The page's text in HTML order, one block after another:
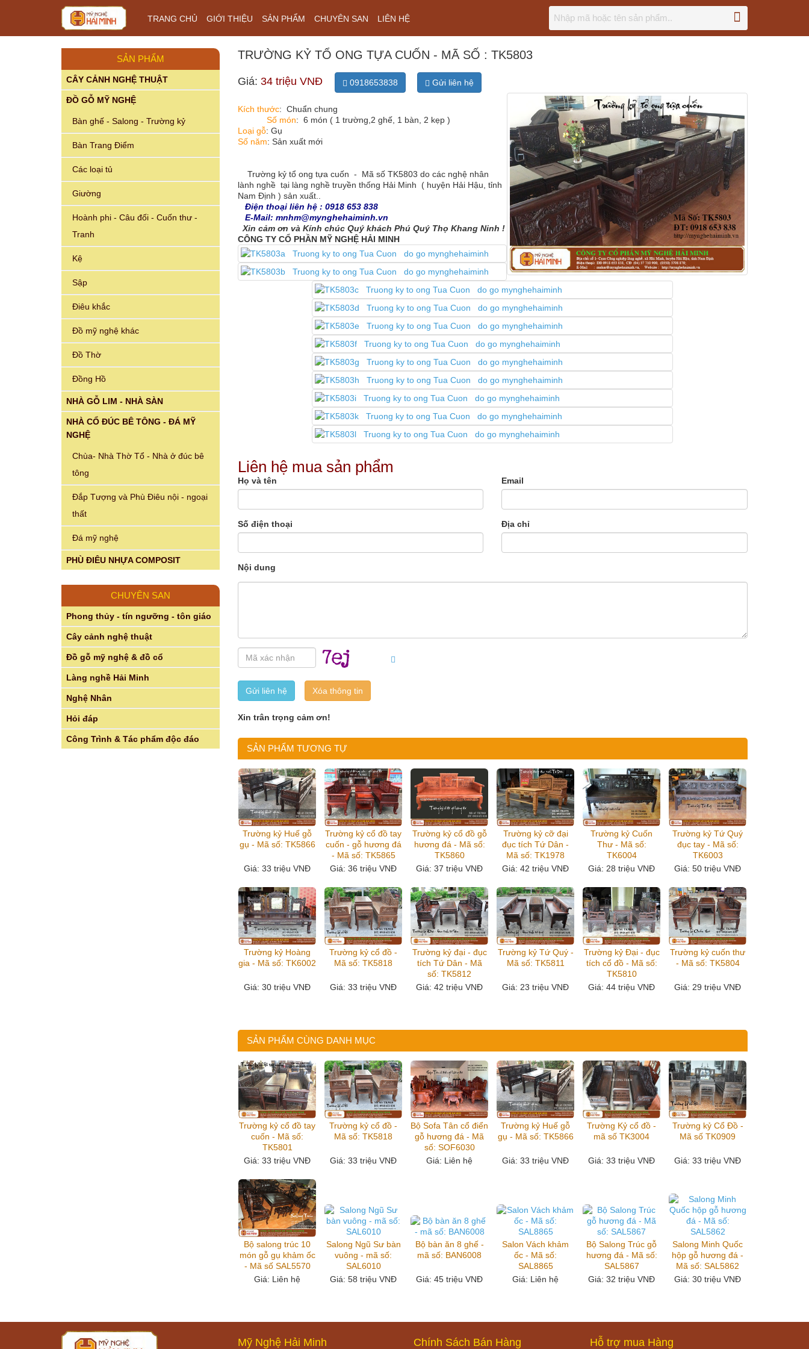
TRANG CHỦ GIỚI THIỆU SẢN PHẨM CHUYÊN SAN LIÊN HỆ
SẢN PHẨM
CÂY CẢNH NGHỆ THUẬT
ĐỒ GỖ MỸ NGHỆ
Bàn ghế - Salong - Trường kỷ
Bàn Trang Điểm
Các loại tủ
Giường
Hoành phi - Câu đối - Cuốn thư -
Tranh
Kệ
Sập
Điêu khắc
Đồ mỹ nghệ khác
Đồ Thờ
Đồng Hồ
NHÀ GỖ LIM - NHÀ SÀN
NHÀ CỔ ĐÚC BÊ TÔNG - ĐÁ MỸ
NGHỆ
Chùa- Nhà Thờ Tổ - Nhà ở đúc bê
tông
Đắp Tượng và Phù Điêu nội - ngoại
thất
Đá mỹ nghệ
PHÙ ĐIÊU NHỰA COMPOSIT
CHUYÊN SAN
Phong thủy - tín ngưỡng - tôn giáo
Cây cảnh nghệ thuật
Đồ gỗ mỹ nghệ & đồ cổ
Làng nghề Hải Minh
Nghệ Nhân
Hỏi đáp
Công Trình & Tác phẩm độc đáo
TRƯỜNG KỶ TỔ ONG TỰA CUỐN - MÃ SỐ : TK5803
Giá: 34 triệu VNĐ 0918653838 Gửi liên hệ
Kích thước: Chuẩn chung
Số món: 6 món ( 1 trường,2 ghế, 1 bàn, 2 kẹp )
Loại gỗ: Gụ
Số năm: Sản xuất mới
Trường kỷ tổ ong tựa cuốn - Mã số TK5803 do các nghệ nhân
lành nghề tại làng nghề truyền thống Hải Minh ( huyện Hải Hậu, tỉnh
Nam Định ) sản xuất..
Điện thoại liên hệ : 0918 653 838
E-Mail: mnhm@mynghehaiminh.vn
Xin cảm ơn và Kính chúc Quý khách Phú Quý Thọ Khang Ninh !
CÔNG TY CỔ PHẦN MỸ NGHỆ HẢI MINH
Liên hệ mua sản phẩm
Họ và tên
Số điện thoại
Email
Địa chỉ
Nội dung
Gửi liên hệ
Xin trân trọng cảm ơn!
SẢN PHẨM TƯƠNG TỰ
Trường kỷ Huế gỗ
gụ - Mã số: TK5866
Giá: 33 triệu VNĐ
Trường kỷ cổ đồ tay
cuốn - gỗ hương đá
- Mã số: TK5865
Giá: 36 triệu VNĐ
Trường kỷ cổ đồ gỗ
hương đá - Mã số:
TK5860
Giá: 37 triệu VNĐ
Trường kỷ cỡ đại
đục tích Tứ Dân -
Mã số: TK1978
Giá: 42 triệu VNĐ
Trường kỷ Cuốn
Thư - Mã số:
TK6004
Giá: 28 triệu VNĐ
Trường kỷ Tứ Quý
đục tay - Mã số:
TK6003
Giá: 50 triệu VNĐ
Trường kỷ Hoàng
gia - Mã số: TK6002
Giá: 30 triệu VNĐ
Trường kỷ cổ đồ -
Mã số: TK5818
Giá: 33 triệu VNĐ
Trường kỷ đại - đục
tích Tứ Dân - Mã
số: TK5812
Giá: 42 triệu VNĐ
Trường kỷ Tứ Quý -
Mã số: TK5811
Giá: 23 triệu VNĐ
Trường kỷ Đại - đục
tích cổ đồ - Mã số:
TK5810
Giá: 44 triệu VNĐ
Trường kỷ cuốn thư
- Mã số: TK5804
Giá: 29 triệu VNĐ
SẢN PHẨM CÙNG DANH MỤC
Trường kỷ cổ đồ tay
cuốn - Mã số:
TK5801
Giá: 33 triệu VNĐ
Trường kỷ cổ đồ -
Mã số: TK5818
Giá: 33 triệu VNĐ
Bộ Sofa Tân cổ điển
gỗ hương đá - Mã
số: SOF6030
Giá: Liên hệ
Trường kỷ Huế gỗ
gụ - Mã số: TK5866
Giá: 33 triệu VNĐ
Trường Kỷ cổ đồ -
mã số TK3004
Giá: 33 triệu VNĐ
Trường kỷ Cổ Đồ -
Mã số TK0909
Giá: 33 triệu VNĐ
Bộ salong trúc 10
món gỗ gụ khảm ốc
- Mã số SAL5570
Giá: Liên hệ
Salong Ngũ Sư bàn
vuông - mã số:
SAL6010
Giá: 58 triệu VNĐ
Bộ bàn ăn 8 ghế -
mã số: BAN6008
Giá: 45 triệu VNĐ
Salon Vách khảm
ốc - Mã số:
SAL8865
Giá: Liên hệ
Bộ Salong Trúc gỗ
hương đá - Mã số:
SAL5867
Giá: 32 triệu VNĐ
Salong Minh Quốc
hộp gỗ hương đá -
Mã số: SAL5862
Giá: 30 triệu VNĐ
Mỹ Nghệ Hải Minh Chính Sách Bán Hàng Hỗ trợ mua Hàng